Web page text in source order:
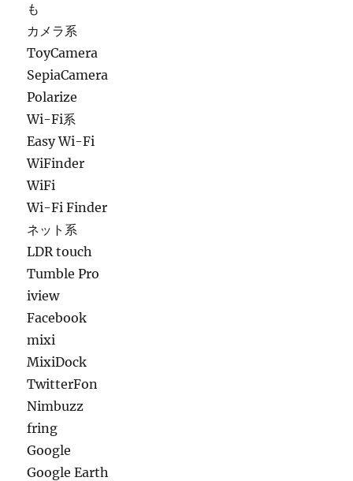
も
カメラ系
ToyCamera
SepiaCamera
Polarize
Wi-Fi系
Easy Wi-Fi
WiFinder
WiFi
Wi-Fi Finder
ネット系
LDR touch
Tumble Pro
iview
Facebook
mixi
MixiDock
TwitterFon
Nimbuzz
fring
Google
Google Earth